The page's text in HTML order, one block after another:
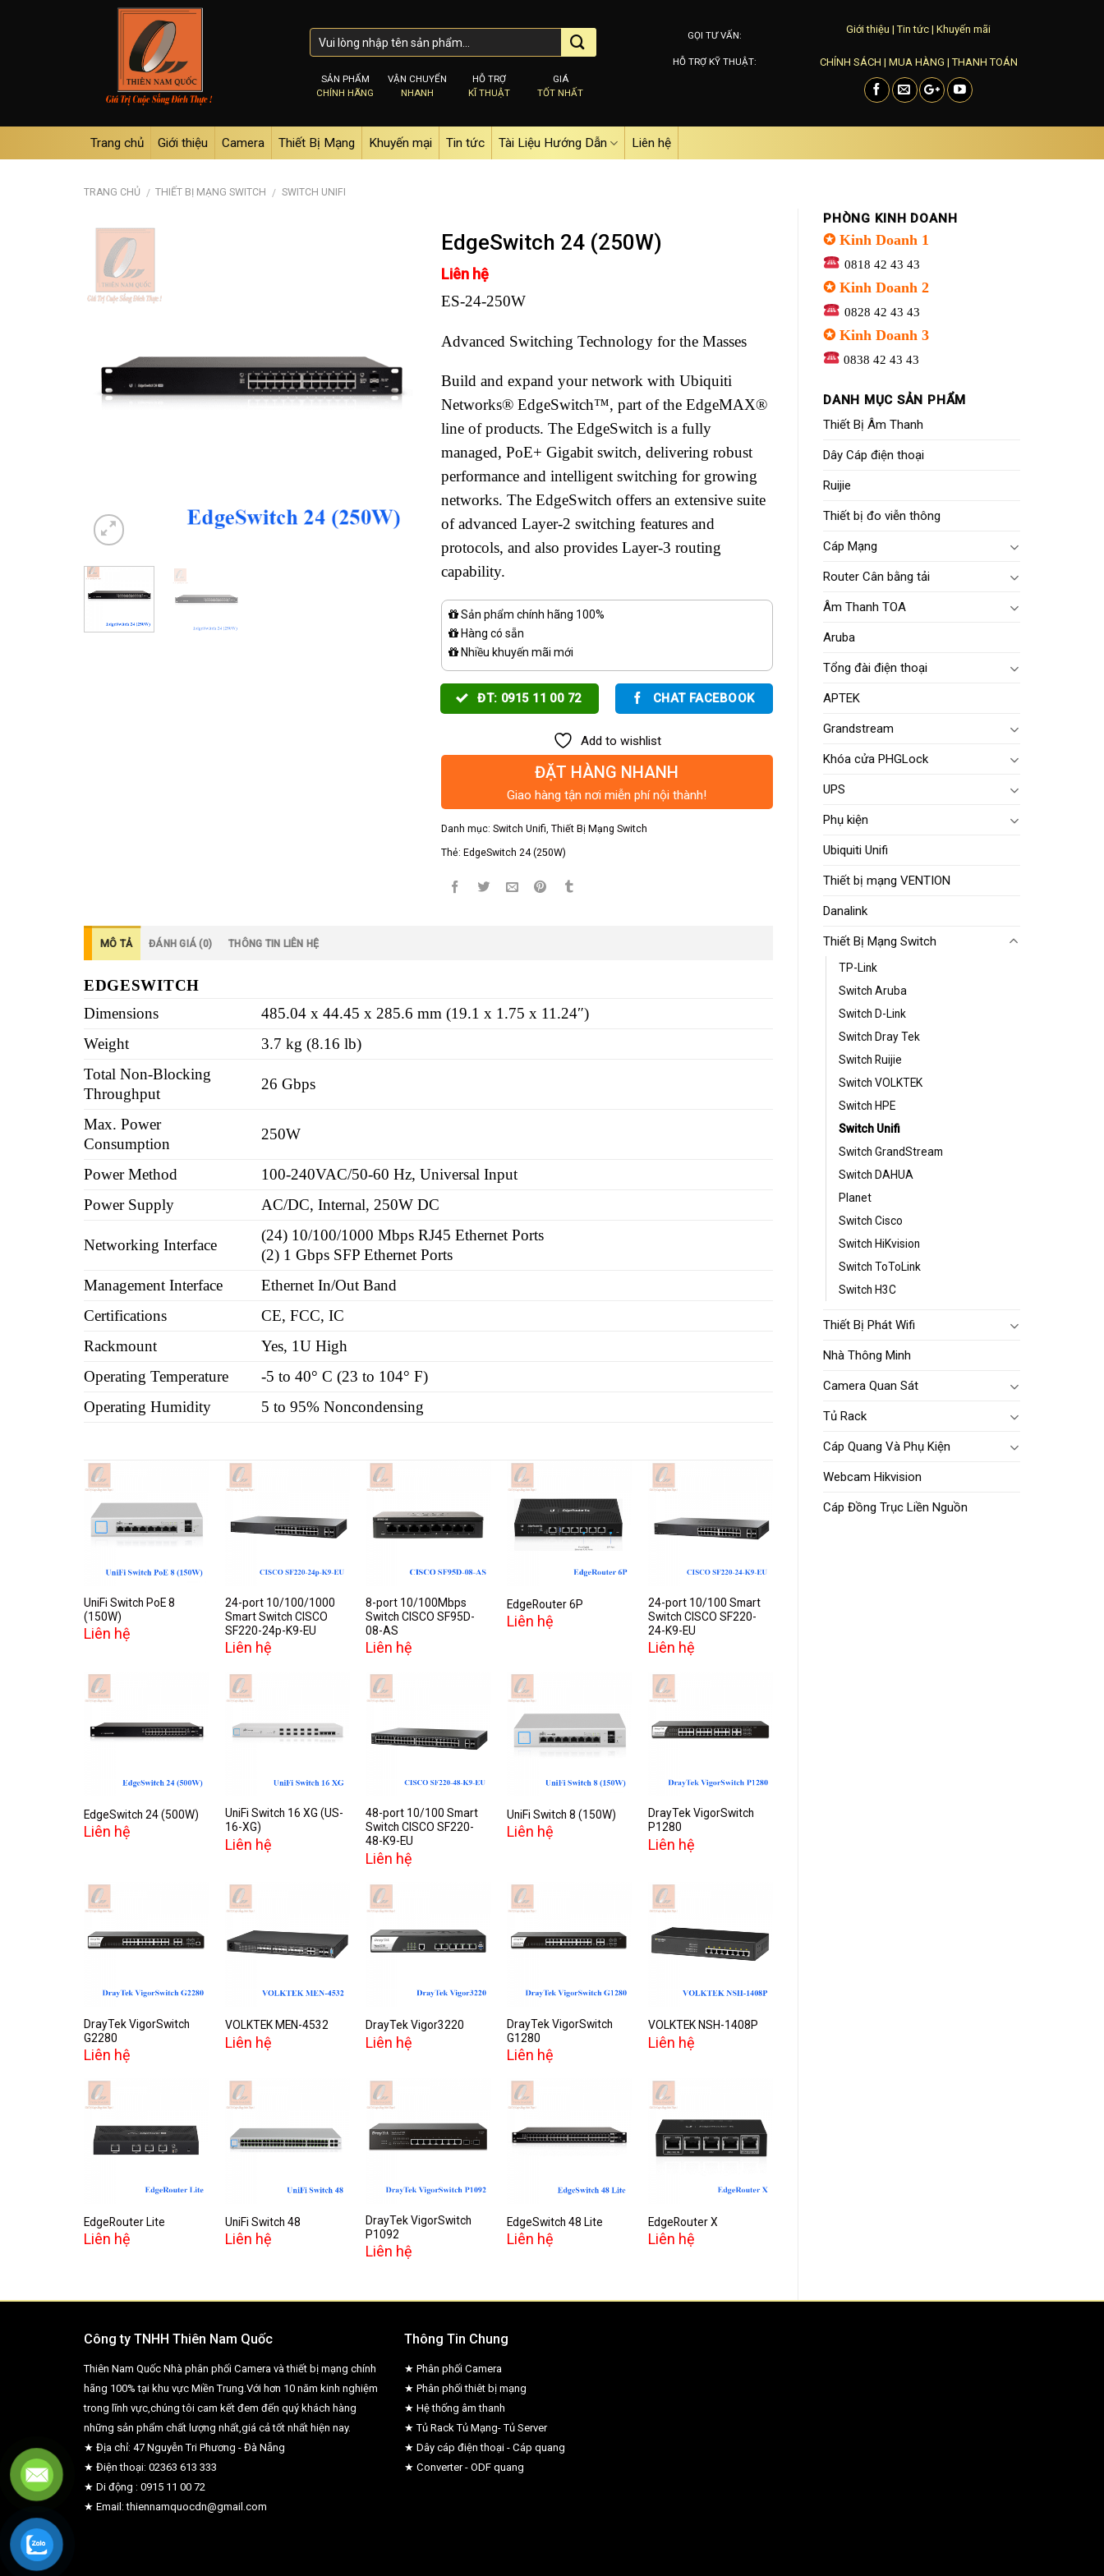
SẢN PHẨM
CHÍNH HÃNG
VẬN CHUYỂN
NHANH
HỖ TRỢ
KĨ THUẬT
GIÁ
TỐT NHẤT
GỌI TƯ VẤN:
HỖ TRỢ KỸ THUẬT:
Giới thiệu |Tin tức | Khuyến mãi
CHÍNH SÁCH | MUA HÀNG |THANH TOÁN
Trang chủ Giới thiệu Camera Thiết Bị Mạng Khuyến mại Tin tức Tài Liệu Hướng Dẫn Liên hệ
TRANG CHỦ / THIẾT BỊ MẠNG SWITCH / SWITCH UNIFI
PHÒNG KINH DOANH
✪ Kinh Doanh 1
0818 42 43 43
✪ Kinh Doanh 2
0828 42 43 43
✪ Kinh Doanh 3
0838 42 43 43
DANH MỤC SẢN PHẨM
Thiết Bị Âm Thanh
Dây Cáp điện thoại
Ruijie
Thiết bị đo viễn thông
Cáp Mạng
Router Cân bằng tải
Âm Thanh TOA
Aruba
Tổng đài điện thoại
APTEK
Grandstream
Khóa cửa PHGLock
UPS
Phụ kiện
Ubiquiti Unifi
Thiết bị mạng VENTION
Danalink
Thiết Bị Mạng Switch
TP-Link
Switch Aruba
Switch D-Link
Switch Dray Tek
Switch Ruijie
Switch VOLKTEK
Switch HPE
Switch Unifi
Switch GrandStream
Switch DAHUA
Planet
Switch Cisco
Switch HiKvision
Switch ToToLink
Switch H3C
Thiết Bị Phát Wifi
Nhà Thông Minh
Camera Quan Sát
Tủ Rack
Cáp Quang Và Phụ Kiện
Webcam Hikvision
Cáp Đồng Trục Liền Nguồn
EdgeSwitch 24 (250W)
Liên hệ
ES-24-250W
Advanced Switching Technology for the Masses
Build and expand your network with Ubiquiti
Networks® EdgeSwitch™, part of the EdgeMAX®
line of products. The EdgeSwitch is a fully
managed, PoE+ Gigabit switch, delivering robust
performance and intelligent switching for growing
networks. The EdgeSwitch offers an extensive suite
of advanced Layer-2 switching features and
protocols, and also provides Layer-3 routing
capability.
Sản phẩm chính hãng 100%
Hàng có sẵn
Nhiều khuyến mãi mới
ĐT: 0915 11 00 72 CHAT FACEBOOK
Add to wishlist
ĐẶT HÀNG NHANH
Giao hàng tận nơi miễn phí nội thành!
Danh mục: Switch Unifi Thiết Bị Mạng Switch
Thẻ: EdgeSwitch 24 (250W)
MÔ TẢ ĐÁNH GIÁ (0) THÔNG TIN LIÊN HỆ
EDGESWITCH
Dimensions
485.04 x 44.45 x 285.6 mm (19.1 x 1.75 x 11.24″)
Weight
3.7 kg (8.16 lb)
Total Non-Blocking
Throughput
26 Gbps
Max. Power
Consumption
250W
Power Method
100-240VAC/50-60 Hz, Universal Input
Power Supply
AC/DC, Internal, 250W DC
Networking Interface
(24) 10/100/1000 Mbps RJ45 Ethernet Ports
(2) 1 Gbps SFP Ethernet Ports
Management Interface
Ethernet In/Out Band
Certifications
CE, FCC, IC
Rackmount
Yes, 1U High
Operating Temperature
-5 to 40° C (23 to 104° F)
Operating Humidity
5 to 95% Noncondensing
Add to
UniFi Switch PoE 8
(150W)
Liên hệ
Add to
24-port 10/100/1000
Smart Switch CISCO
SF220-24p-K9-EU
Liên hệ
Add to
8-port 10/100Mbps
Switch CISCO SF95D-
08-AS
Liên hệ
Add to
wishlist
EdgeRouter 6P
Liên hệ
Add to
24-port 10/100 Smart
Switch CISCO SF220-
24-K9-EU
Liên hệ
EdgeSwitch 24 (500W)
Liên hệ
Add to
UniFi Switch 16 XG (US-
16-XG)
Liên hệ
Add to
48-port 10/100 Smart
Switch CISCO SF220-
48-K9-EU
Liên hệ
Add to
UniFi Switch 8 (150W)
Liên hệ
DrayTek VigorSwitch
P1280
Liên hệ
DrayTek VigorSwitch
G2280
Liên hệ
Add to
VOLKTEK MEN-4532
Liên hệ
Add to
DrayTek Vigor3220
Liên hệ
DrayTek VigorSwitch
G1280
Liên hệ
Add to
VOLKTEK NSH-1408P
Liên hệ
Add to
EdgeRouter Lite
Liên hệ
Add to
UniFi Switch 48
Liên hệ
Add to
DrayTek VigorSwitch
P1092
Liên hệ
EdgeSwitch 48 Lite
Liên hệ
Add to
EdgeRouter X
Liên hệ
Công ty TNHH Thiên Nam Quốc
Thiên Nam Quốc Nhà phân phối Camera và thiết bị mạng chính
hãng 100% tại khu vực Miền Trung.Với hơn 10 năm kinh nghiệm
trong lĩnh vực,chúng tôi cam kết đem đến quý khách hàng
những sản phẩm chất lượng nhất,giá cả tốt nhất hiện nay.
★ Địa chỉ: 47 Nguyễn Tri Phương - Đà Nẵng
★ Điện thoại: 02363 613 333
★ Di động : 0915 11 00 72
★ Email: thiennamquocdn@gmail.com
Thông Tin Chung
★ Phân phối Camera
★ Phân phối thiêt bị mạng
★ Hệ thống âm thanh
★ Tủ Rack Tủ Mạng- Tủ Server
★ Dây cáp điện thoại - Cáp quang
★ Converter - ODF quang